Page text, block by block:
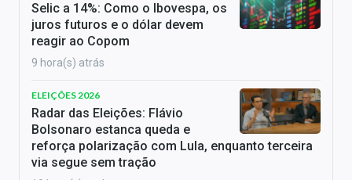
Selic a 14%: Como o Ibovespa, os
juros futuros e o dólar devem
reagir ao Copom
9 hora(s) atrás
ELEIÇÕES 2026
Radar das Eleições: Flávio
Bolsonaro estanca queda e
reforça polarização com Lula, enquanto terceira
via segue sem tração